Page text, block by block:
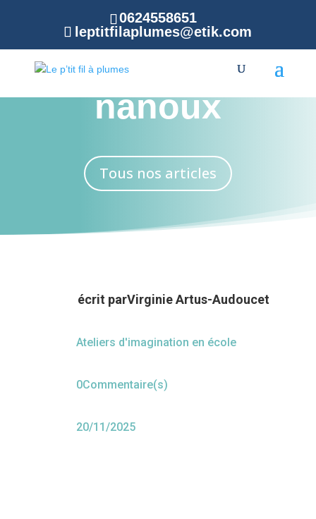
0624558651
leptitfilaplumes@etik.com
Blog de
nanoux
Tous nos articles
écrit parVirginie Artus-Audoucet
Ateliers d'imagination en école
0Commentaire(s)
20/11/2025